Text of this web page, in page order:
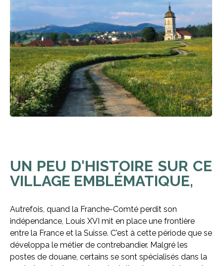
UN PEU D'HISTOIRE SUR CE
VILLAGE EMBLÉMATIQUE,
Autrefois, quand la Franche-Comté perdit son
indépendance, Louis XVI mit en place une frontière
entre la France et la Suisse. C'est à cette période que se
développa le métier de contrebandier. Malgré les
postes de douane, certains se sont spécialisés dans la